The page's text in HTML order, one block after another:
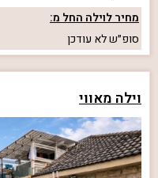
מחיר לוילה החל מ:
סופ״שלא עודכן
וילה מאווי